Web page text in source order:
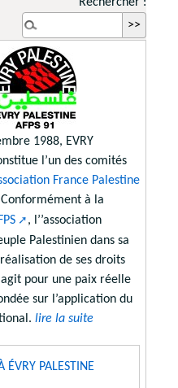
1988, EVRY
l’un des comités
France Palestine
à la
, l’’association
Palestinien dans sa
de ses droits
pour une paix réelle
sur l’application du
lire la suite
ÉVRY PALESTINE